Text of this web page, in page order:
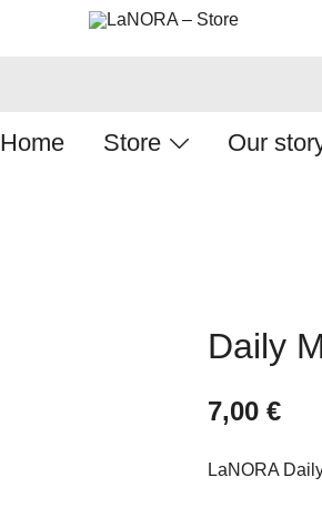
Home Store Our
Daily
7,00 €
LaNORA